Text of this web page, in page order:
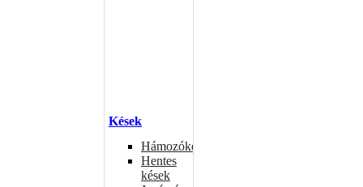
Kések
Hámozókések
Hentes
kések